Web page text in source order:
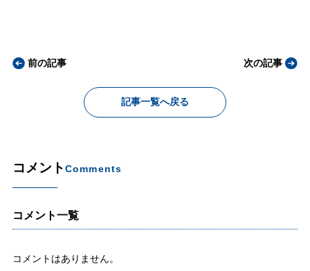
前の記事
記事一覧へ戻る
次の記事
コメントComments
コメント一覧
コメントはありません。